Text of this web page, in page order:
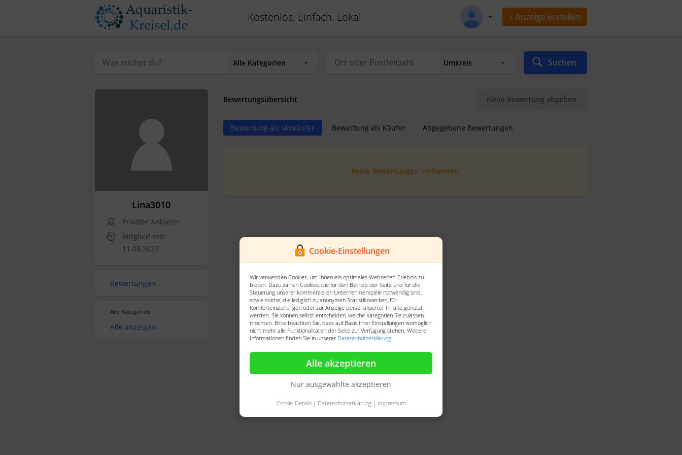
Cookie-Einstellungen
Wir verwenden Cookies, um Ihnen ein optimales Webseiten-Erlebnis zu
bieten. Dazu zählen Cookies, die für den Betrieb der Seite und für die
Steuerung unserer kommerziellen Unternehmensziele notwendig sind,
sowie solche, die lediglich zu anonymen Statistikzwecken, für
Komforteinstellungen oder zur Anzeige personalisierter Inhalte genutzt
werden. Sie können selbst entscheiden, welche Kategorien Sie zulassen
möchten. Bitte beachten Sie, dass auf Basis Ihrer Einstellungen womöglich
nicht mehr alle Funktionalitäten der Seite zur Verfügung stehen. Weitere
Informationen finden Sie in unserer Datenschutzerklärung.
Alle akzeptieren
Nur ausgewählte akzeptieren
Cookie-Details| Datenschutzerklärung| Impressum
Kostenlos. Einfach. Lokal + Anzeige erstellen
Suchen
Lina3010
Privater Anbieter
Mitglied seit:
11.08.2022
Bewertungen
Alle Kategorien
Alle anzeigen
Bewertungsübersicht Neue Bewertung abgeben
Bewertung als Verkäufer Bewertung als Käufer Abgegebene Bewertungen
Keine Bewertungen vorhanden